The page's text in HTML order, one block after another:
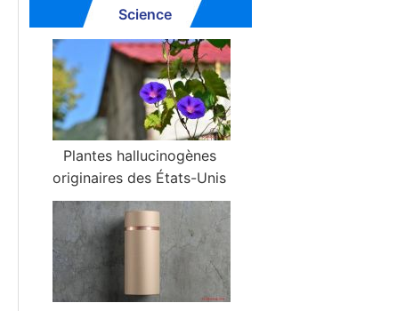
Science
Plantes hallucinogènes
originaires des États-Unis